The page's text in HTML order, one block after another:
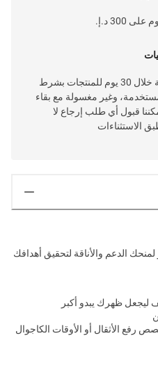
300 د.إ.
خدمة إرجاع سهلة وسريعة خلال 30 يوم للمنتجات بشرط
وغير مغسولة مع بقاء
قبول أي طلب إرجاع لا
الاستثناءات
الدعم والأناقة لتحقيق أهدافك
ليجعل ظهرك يبدو أكبر
رفع الأثقال أو الأوقات الكاجوال